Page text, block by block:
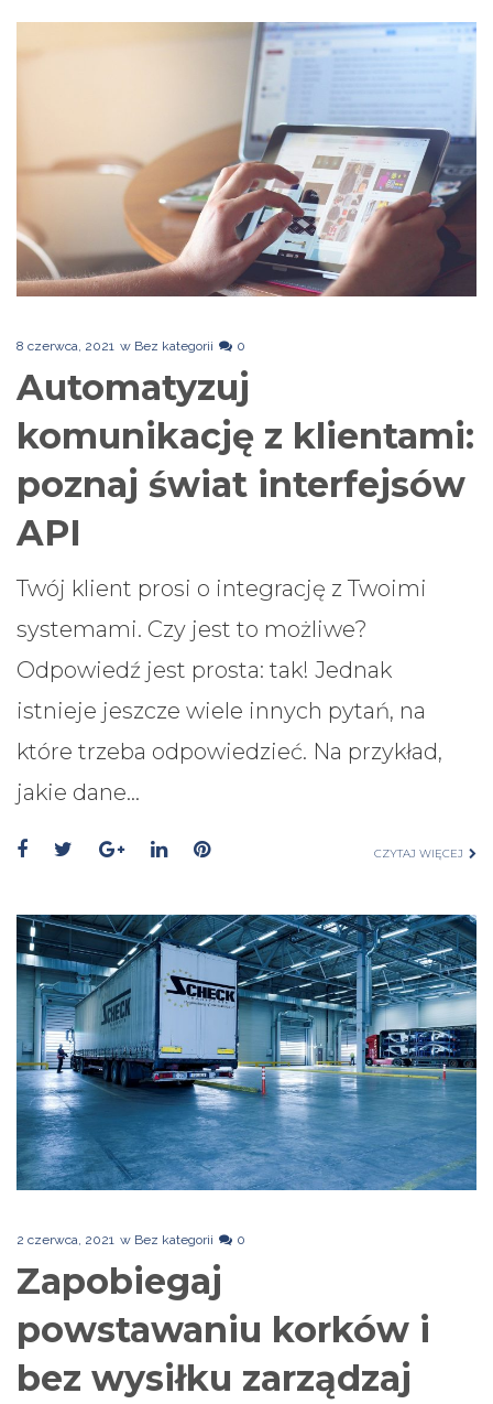
8 czerwca, 2021 w Bez kategorii 0
Automatyzuj
komunikację z klientami:
poznaj świat interfejsów
API
Twój klient prosi o integrację z Twoimi
systemami. Czy jest to możliwe?
Odpowiedź jest prosta: tak! Jednak
istnieje jeszcze wiele innych pytań, na
które trzeba odpowiedzieć. Na przykład,
jakie dane…
CZYTAJ WIĘCEJ
2 czerwca, 2021 w Bez kategorii 0
Zapobiegaj
powstawaniu korków i
bez wysiłku zarządzaj